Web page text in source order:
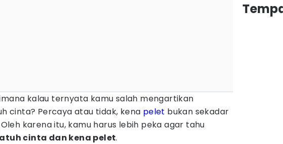
kalau ternyata kamu salah mengartikan
cinta? Percaya atau tidak, kena pelet bukan sekadar
karena itu, kamu harus lebih peka agar tahu
cinta dan kena pelet.